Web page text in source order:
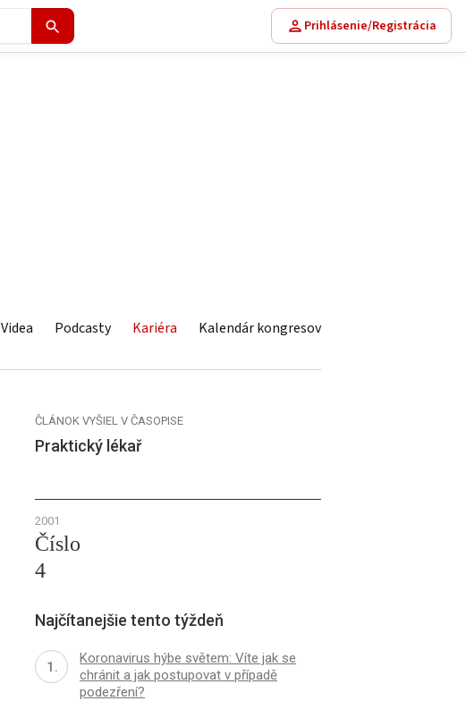
Prihlásenie/Registrácia
Videa Podcasty Kariéra Kalendár kongresov
ČLÁNOK VYŠIEL V ČASOPISE
Praktický lékař
2001
Číslo
4
Najčítanejšie tento týždeň
Koronavirus hýbe světem: Víte jak se
chránit a jak postupovat v případě
podezření?